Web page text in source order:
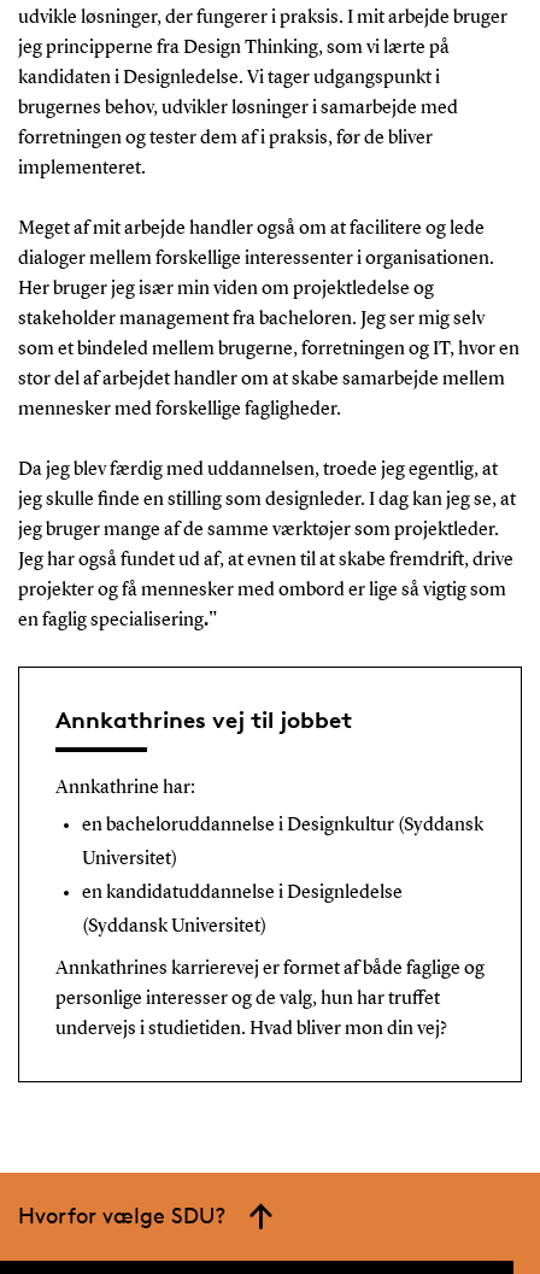
udvikle løsninger, der fungerer i praksis. I mit arbejde bruger
jeg principperne fra Design Thinking, som vi lærte på
kandidaten i Designledelse. Vi tager udgangspunkt i
brugernes behov, udvikler løsninger i samarbejde med
forretningen og tester dem af i praksis, før de bliver
implementeret.
Meget af mit arbejde handler også om at facilitere og lede
dialoger mellem forskellige interessenter i organisationen.
Her bruger jeg især min viden om projektledelse og
stakeholder management fra bacheloren. Jeg ser mig selv
som et bindeled mellem brugerne, forretningen og IT, hvor en
stor del af arbejdet handler om at skabe samarbejde mellem
mennesker med forskellige fagligheder.
Da jeg blev færdig med uddannelsen, troede jeg egentlig, at
jeg skulle finde en stilling som designleder. I dag kan jeg se, at
jeg bruger mange af de samme værktøjer som projektleder.
Jeg har også fundet ud af, at evnen til at skabe fremdrift, drive
projekter og få mennesker med ombord er lige så vigtig som
en faglig specialisering."
Annkathrines vej til jobbet
Annkathrine har:
en bacheloruddannelse i Designkultur (Syddansk
Universitet)
en kandidatuddannelse i Designledelse
(Syddansk Universitet)
Annkathrines karrierevej er formet af både faglige og
personlige interesser og de valg, hun har truffet
undervejs i studietiden. Hvad bliver mon din vej?
Hvorfor vælge SDU?